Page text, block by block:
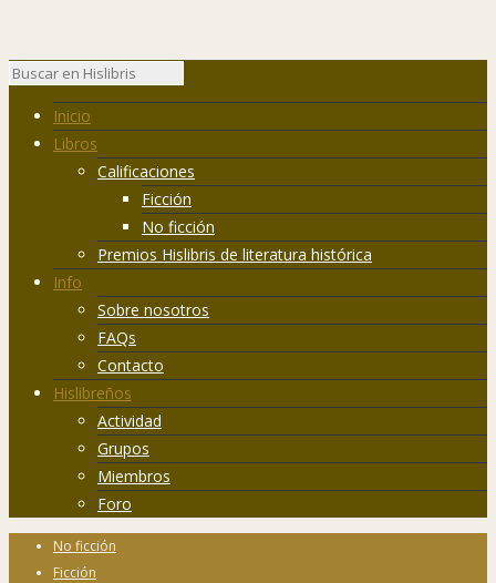
Inicio
Libros
Calificaciones
Ficción
No ficción
Premios Hislibris de literatura histórica
Info
Sobre nosotros
FAQs
Contacto
Hislibreños
Actividad
Grupos
Miembros
Foro
No ficción
Ficción